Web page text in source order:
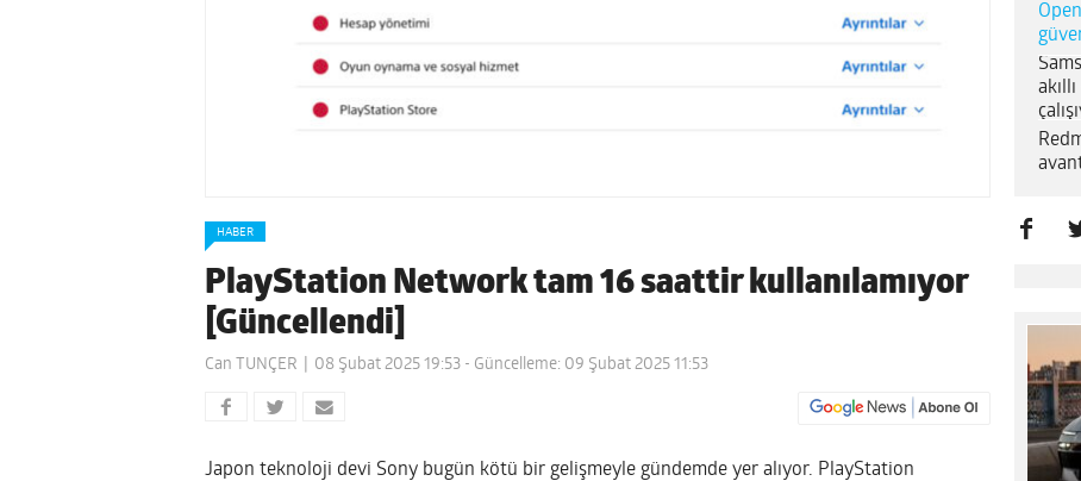
HABER
PlayStation Network tam 16 saattir kullanılamıyor
[Güncellendi]
Can TUNÇER 08 Şubat 2025 19:53 - Güncelleme: 09 Şubat 2025 11:53
Japon teknoloji devi Sony bugün kötü bir gelişmeyle gündemde yer alıyor. PlayStation